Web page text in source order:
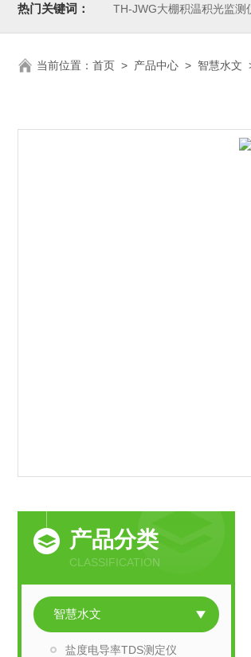
热门关键词： TH-JWG大棚积温积光监测
当前位置： 首页 > 产品中心 > 智慧水文
产品分类
CLASSIFICATION
智慧水文
盐度电导率TDS测定仪